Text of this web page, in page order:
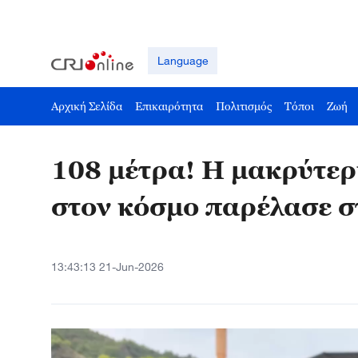
Language
Αρχική Σελίδα Επικαιρότητα Πολιτισμός Τόποι Ζωή
108 μέτρα! Η
στον κόσμο παρέλασε
13:43:13 21-Jun-2026